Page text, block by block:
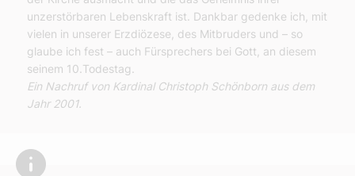
unzerstörbaren Lebenskraft ist. Dankbar gedenke ich, mit
vielen in unserer Erzdiözese, des Mitbruders und – so
glaube ich fest – auch Fürsprechers bei Gott, an diesem
seinem 10.Todestag.
Ein Nachruf von Kardinal Christoph Schönborn aus dem
Jahr 2001.